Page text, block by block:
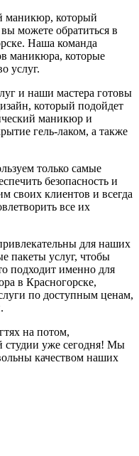
маникюр, который
можете обратиться в
Наша команда
маникюра, которые
услуг.
и наши мастера готовы
который подойдет
маникюр и
гель-лаком, а также
только самые
безопасность и
клиентов и всегда
все их
для наших
пакеты услуг, чтобы
подходит именно для
в Красногорске,
по доступным ценам,
на потом,
студии уже сегодня! Мы
качеством наших